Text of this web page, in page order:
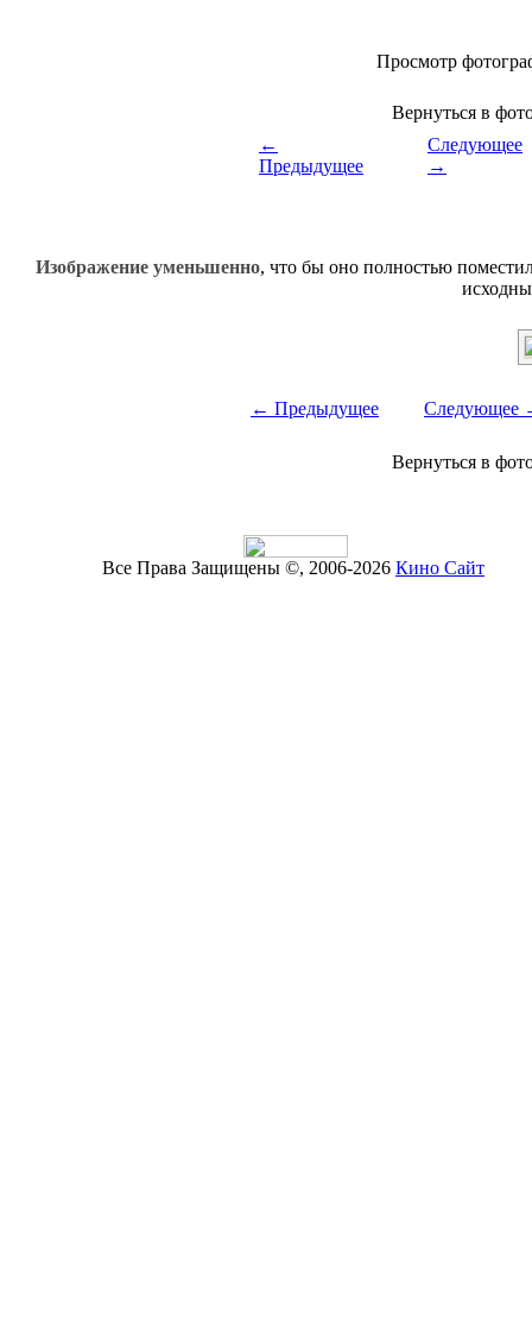
Просмотр
Вернуться в
←
Предыдущее
Следующее
→
Изображение уменьшенно, что бы оно полностью
← Предыдущее Следующее
Вернуться в
Все Права Защищены ©, 2006-2026 Кино Сайт